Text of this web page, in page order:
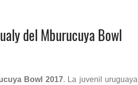
del Mburucuya Bowl
Bowl 2017. La juvenil uruguaya